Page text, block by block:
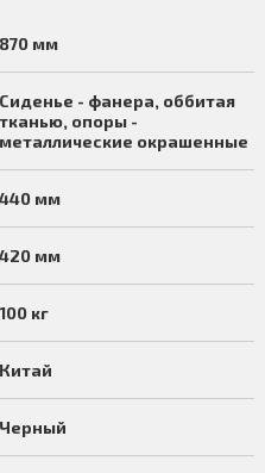
870 мм
Сиденье - фанера, оббитая
тканью, опоры -
металлические окрашенные
440 мм
420 мм
100 кг
Китай
Черный